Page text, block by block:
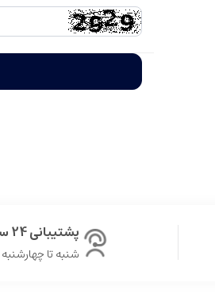
پشتیبانی 24 ساعته
شنبه تا چهارشنبه